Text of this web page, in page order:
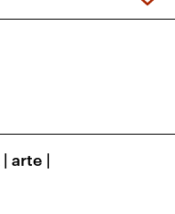
| arte |